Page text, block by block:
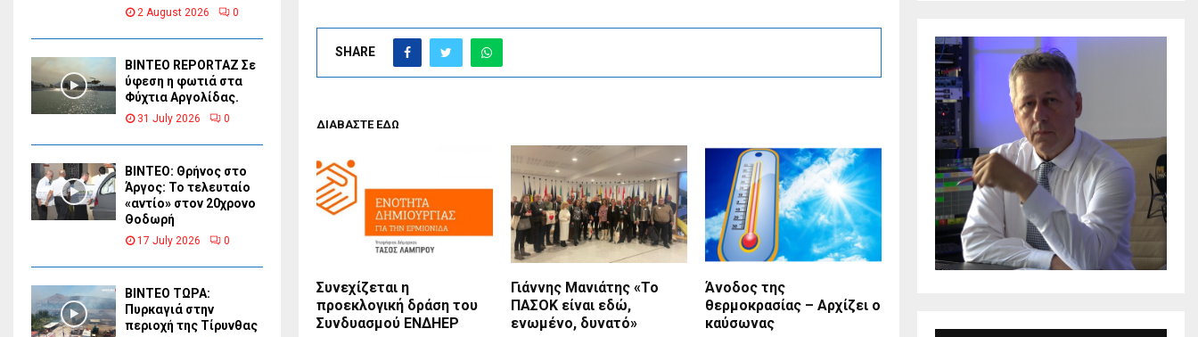
SHARE
ΔΙΑΒΑΣΤΕ ΕΔΩ
Συνεχίζεται η
προεκλογική δράση του
Συνδυασμού ΕΝΔΗΕΡ
Γιάννης Μανιάτης «Το
ΠΑΣΟΚ είναι εδώ,
ενωμένο, δυνατό»
Άνοδος της
θερμοκρασίας – Αρχίζει ο
καύσωνας
2 August 2026 0
BINTEO REPORTAZ Σε
ύφεση η φωτιά στα
Φύχτια Αργολίδας.
31 July 2026 0
ΒΙΝΤΕΟ: Θρήνος στο
Άργος: Το τελευταίο
«αντίο» στον 20χρονο
Θοδωρή
17 July 2026 0
ΒΙΝΤΕΟ ΤΩΡΑ:
Πυρκαγιά στην
περιοχή της Τίρυνθας